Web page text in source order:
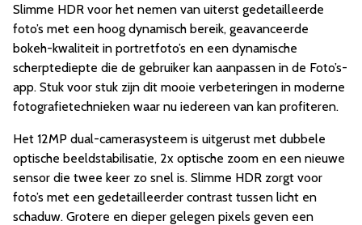
Slimme HDR voor het nemen van uiterst gedetailleerde
foto’s met een hoog dynamisch bereik, geavanceerde
bokeh-kwaliteit in portretfoto’s en een dynamische
scherptediepte die de gebruiker kan aanpassen in de Foto’s-
app. Stuk voor stuk zijn dit mooie verbeteringen in moderne
fotografietechnieken waar nu iedereen van kan profiteren.
Het 12MP dual-camerasysteem is uitgerust met dubbele
optische beeldstabilisatie, 2x optische zoom en een nieuwe
sensor die twee keer zo snel is. Slimme HDR zorgt voor
foto’s met een gedetailleerder contrast tussen licht en
schaduw. Grotere en dieper gelegen pixels geven een